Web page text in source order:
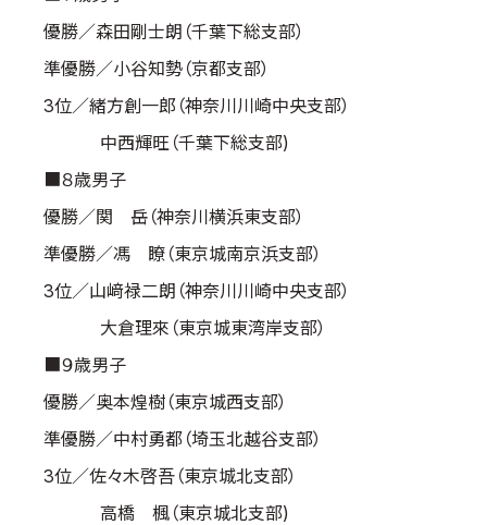
取材のお申し込み
よくある質問
本サイトについて
サイトマップ
日本語
English
優勝／森田剛士朗（千葉下総支部）
準優勝／小谷知勢（京都支部）
3位／緒方創一郎（神奈川川崎中央支部）
中西輝旺（千葉下総支部)
■８歳男子
優勝／関 岳（神奈川横浜東支部）
準優勝／馮 瞭（東京城南京浜支部）
3位／山﨑禄二朗（神奈川川崎中央支部）
大倉理來（東京城東湾岸支部）
■９歳男子
優勝／奥本煌樹（東京城西支部）
準優勝／中村勇都（埼玉北越谷支部）
3位／佐々木啓吾（東京城北支部）
高橋 楓（東京城北支部)